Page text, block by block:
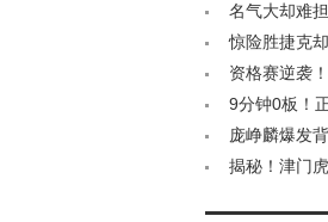
谜< /a>
名气大却难
人< /a>
惊险胜捷克
参半引深思< /a>
资格赛逆袭
飙升< /a>
9分钟0板！
被弃用危机？< /
庞峥麟爆发
洞显现< /a>
揭秘！津门